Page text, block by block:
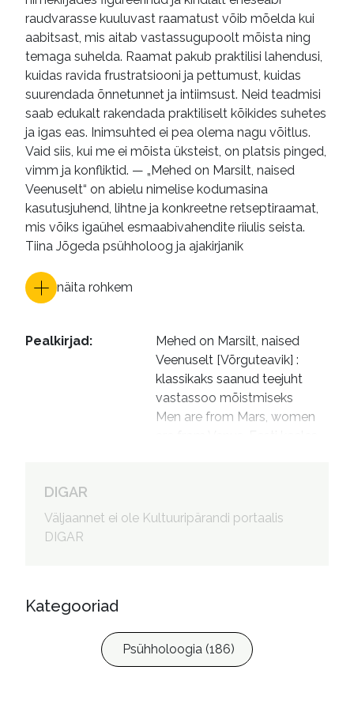
raudvarasse kuuluvast raamatust võib mõelda kui
aabitsast, mis aitab vastassugupoolt mõista ning
temaga suhelda. Raamat pakub praktilisi lahendusi,
kuidas ravida frustratsiooni ja pettumust, kuidas
suurendada õnnetunnet ja intiimsust. Neid teadmisi
saab edukalt rakendada praktiliselt kõikides suhetes
ja igas eas. Inimsuhted ei pea olema nagu võitlus.
Vaid siis, kui me ei mõista üksteist, on platsis pinged,
vimm ja konfliktid. — „Mehed on Marsilt, naised
Veenuselt“ on abielu nimelise kodumasina
kasutusjuhend, lihtne ja konkreetne retseptiraamat,
mis võiks igaühel esmaabivahendite riiulis seista.
Tiina Jõgeda psühholoog ja ajakirjanik
näita rohkem
Pealkirjad:
Mehed on Marsilt, naised
Veenuselt [Võrguteavik] :
klassikaks saanud teejuht
vastassoo mõistmiseks
Men are from Mars, women
DIGAR
Väljaannet ei ole Kultuuripärandi portaalis
DIGAR
Kategooriad
Psühholoogia (186)